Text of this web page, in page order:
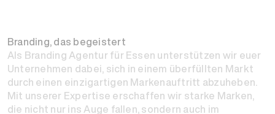
Branding, das begeistert
Als Branding Agentur für Essen unterstützen wir euer
Unternehmen dabei, sich in einem überfüllten Markt
durch einen einzigartigen Markenauftritt abzuheben.
Mit unserer Expertise erschaffen wir starke Marken,
die nicht nur ins Auge fallen, sondern auch im